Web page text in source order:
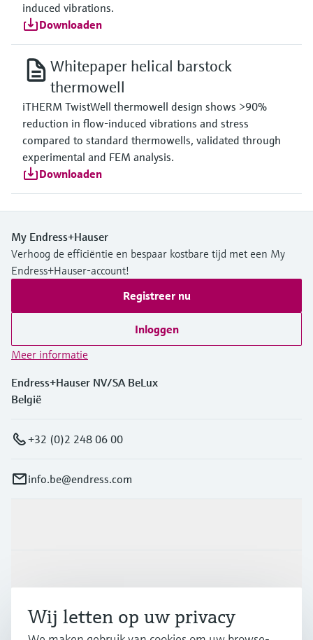
induced vibrations.
Downloaden
Whitepaper helical barstock
thermowell
iTHERM TwistWell thermowell design shows >90%
reduction in flow-induced vibrations and stress
compared to standard thermowells, validated through
experimental and FEM analysis.
Downloaden
My Endress+Hauser
Verhoog de efficiëntie en bespaar kostbare tijd met een My
Endress+Hauser-account!
Registreer nu
Inloggen
Meer informatie
Endress+Hauser NV/SA BeLux
België
+32 (0)2 248 06 00
info.be@endress.com
Support
Wij letten op uw privacy